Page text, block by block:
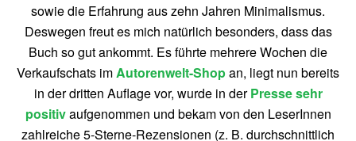
sowie die Erfahrung aus zehn Jahren Minimalismus.
Deswegen freut es mich natürlich besonders, dass das
Buch so gut ankommt. Es führte mehrere Wochen die
Verkaufschats imAutorenwelt-Shopan, liegt nun bereits
in der dritten Auflage vor, wurde in derPresse sehr
positivaufgenommen und bekam von den LeserInnen
zahlreiche 5-Sterne-Rezensionen (z. B. durchschnittlich